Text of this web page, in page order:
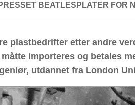
BEATLESPLATER FOR
plastbedrifter etter andre
måtte importeres og betales
utdannet fra London